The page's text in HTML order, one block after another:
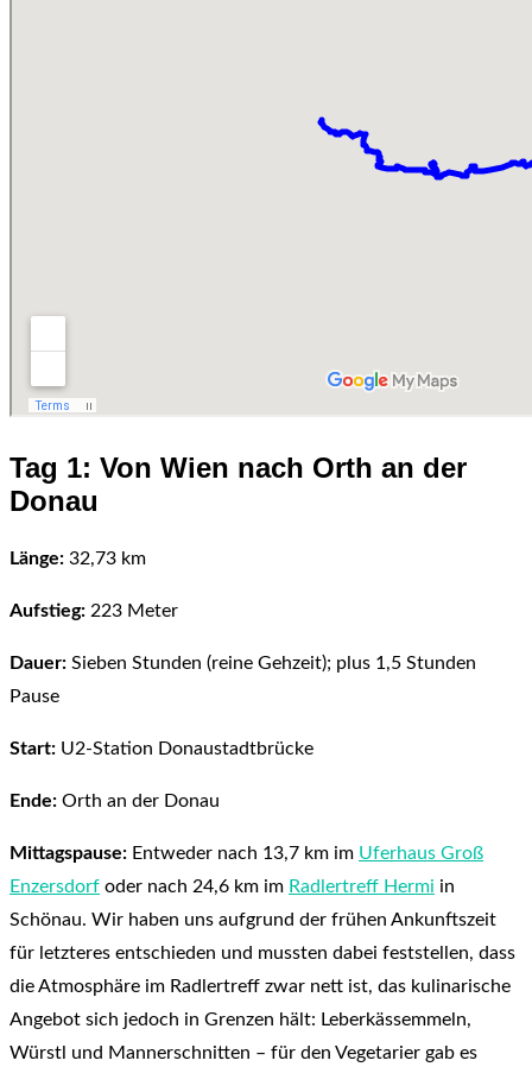
Tag 1: Von Wien nach Orth an der
Donau
Länge: 32,73 km
Aufstieg: 223 Meter
Dauer: Sieben Stunden (reine Gehzeit); plus 1,5 Stunden
Pause
Start: U2-Station Donaustadtbrücke
Ende: Orth an der Donau
Mittagspause: Entweder nach 13,7 km im Uferhaus Groß
Enzersdorf oder nach 24,6 km im Radlertreff Hermi in
Schönau. Wir haben uns aufgrund der frühen Ankunftszeit
für letzteres entschieden und mussten dabei feststellen, dass
die Atmosphäre im Radlertreff zwar nett ist, das kulinarische
Angebot sich jedoch in Grenzen hält: Leberkässemmeln,
Würstl und Mannerschnitten – für den Vegetarier gab es